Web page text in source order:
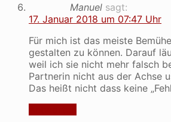
Manuel sagt:
17. Januar 2018 um 07:47 Uhr
Für mich ist das meiste
gestalten zu können. Darauf
weil ich sie nicht mehr falsch
Partnerin nicht aus der Achse
Das heißt nicht dass keine